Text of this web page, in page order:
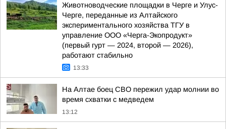
Животноводческие площадки в Черге и Улус-
Черге, переданные из Алтайского
экспериментального хозяйства ТГУ в
управление ООО «Черга-Экопродукт»
(первый гурт — 2024, второй — 2026),
работают стабильно
13:33
На Алтае боец СВО пережил удар молнии во
время схватки с медведем
13:12